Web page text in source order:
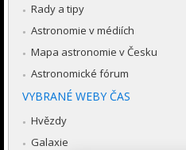
Rady a tipy
Astronomie v médiích
Mapa astronomie v Česku
Astronomické fórum
VYBRANÉ WEBY ČAS
Hvězdy
Galaxie